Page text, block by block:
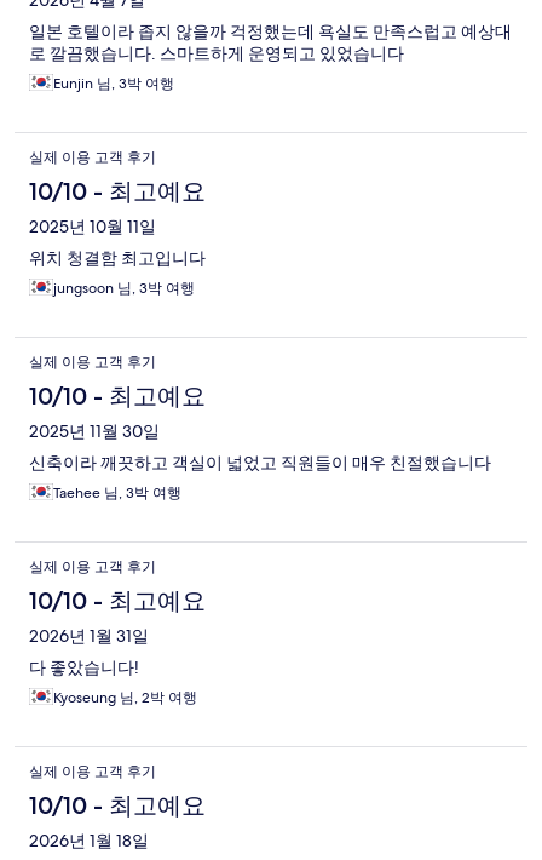
일본 호텔이라 좁지 않을까 걱정했는데 욕실도 만족스럽고 예상대
로 깔끔했습니다. 스마트하게 운영되고 있었습니다
Eunjin 님, 3박 여행
실제 이용 고객 후기
10/10 - 최고예요
2025년 10월 11일
위치 청결함 최고입니다
jungsoon 님, 3박 여행
실제 이용 고객 후기
10/10 - 최고예요
2025년 11월 30일
신축이라 깨끗하고 객실이 넓었고 직원들이 매우 친절했습니다
Taehee 님, 3박 여행
실제 이용 고객 후기
10/10 - 최고예요
2026년 1월 31일
다 좋았습니다!
Kyoseung 님, 2박 여행
실제 이용 고객 후기
10/10 - 최고예요
2026년 1월 18일